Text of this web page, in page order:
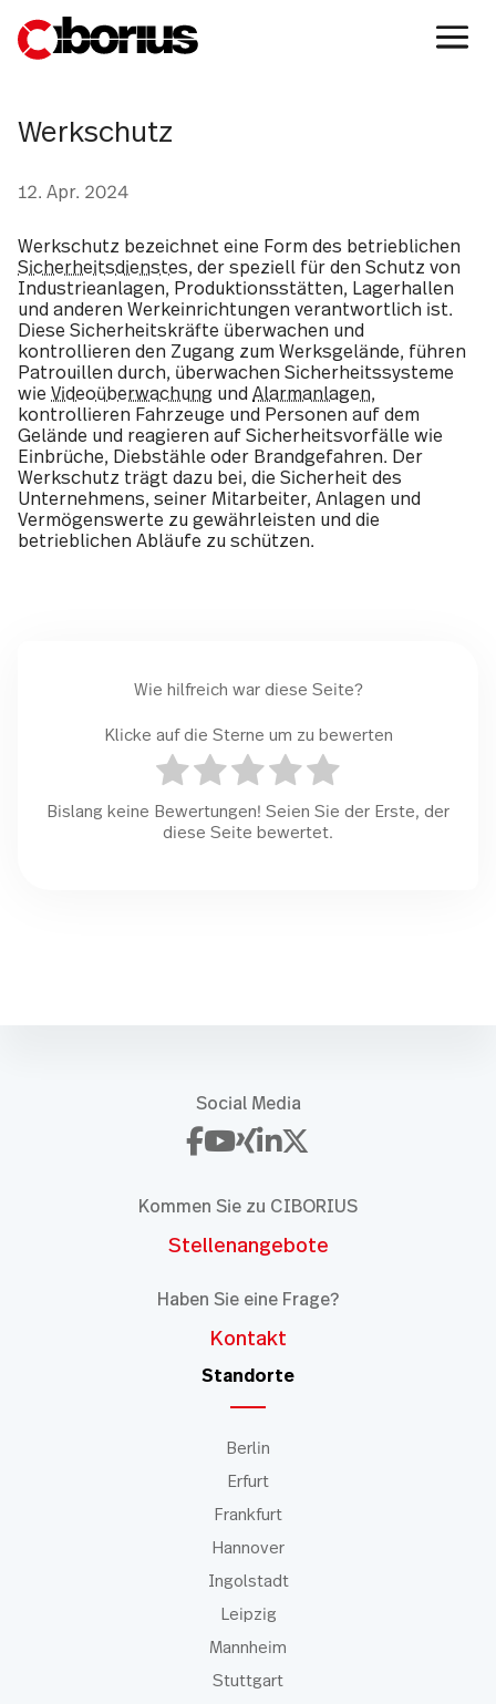
Werkschutz
12. Apr. 2024
Werkschutz bezeichnet eine Form des betrieblichen
Sicherheitsdienstes, der speziell für den Schutz von
Industrieanlagen, Produktionsstätten, Lagerhallen
und anderen Werkeinrichtungen verantwortlich ist.
Diese Sicherheitskräfte überwachen und
kontrollieren den Zugang zum Werksgelände, führen
Patrouillen durch, überwachen Sicherheitssysteme
wie Videoüberwachung und Alarmanlagen,
kontrollieren Fahrzeuge und Personen auf dem
Gelände und reagieren auf Sicherheitsvorfälle wie
Einbrüche, Diebstähle oder Brandgefahren. Der
Werkschutz trägt dazu bei, die Sicherheit des
Unternehmens, seiner Mitarbeiter, Anlagen und
Vermögenswerte zu gewährleisten und die
betrieblichen Abläufe zu schützen.
Wie hilfreich war diese Seite?
Klicke auf die Sterne um zu bewerten
Bislang keine Bewertungen! Seien Sie der Erste, der
diese Seite bewertet.
Social Media
Kommen Sie zu CIBORIUS
Stellenangebote
Haben Sie eine Frage?
Kontakt
Standorte
Berlin
Erfurt
Frankfurt
Hannover
Ingolstadt
Leipzig
Mannheim
Stuttgart